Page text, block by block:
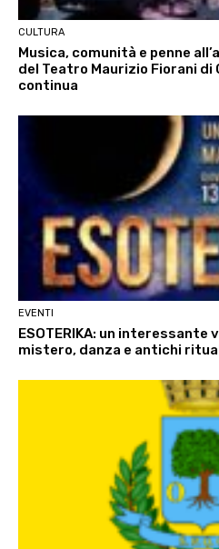
CULTURA
Musica, comunità e penne
del Teatro Maurizio Fiorani di
continua
EVENTI
ESOTERIKA: un interessante
mistero, danza e antichi